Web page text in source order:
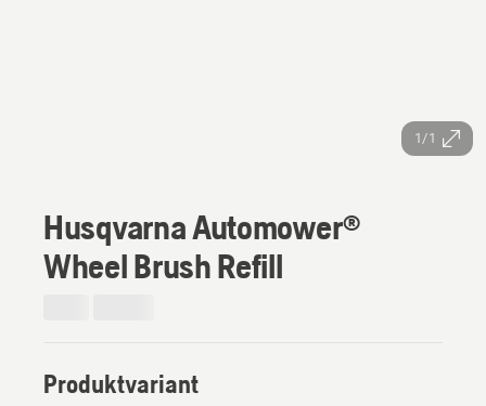
1/1
Husqvarna Automower®
Wheel Brush Refill
Produktvariant